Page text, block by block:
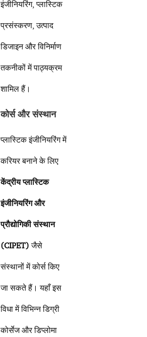
इंजीनियरिंग, प्लास्टिक
प्रसंस्करण, उत्पाद
डिजाइन और विनिर्माण
तकनीकों में पाठ्यक्रम
शामिल हैं।
कोर्स और संस्थान
प्लास्टिक इंजीनियरिंग में
करियर बनाने के लिए
केंद्रीय प्लास्टिक
इंजीनियरिंग और
प्रौद्योगिकी संस्थान
(CIPET) जैसे
संस्थानों में कोर्स किए
जा सकते हैं। यहाँ इस
विधा में विभिन्न डिग्री
कोर्सेज और डिप्लोमा